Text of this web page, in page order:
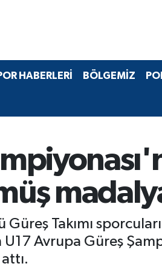
HABERLERİ BÖLGEMİZ
Takımı
Avrupa Güreş